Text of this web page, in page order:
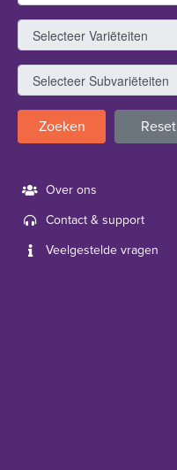
Zoeken Reset
Over ons
Contact & support
Veelgestelde vragen